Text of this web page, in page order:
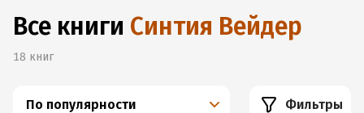
Все книги Синтия Вейдер
18 книг
По популярности Фильтры